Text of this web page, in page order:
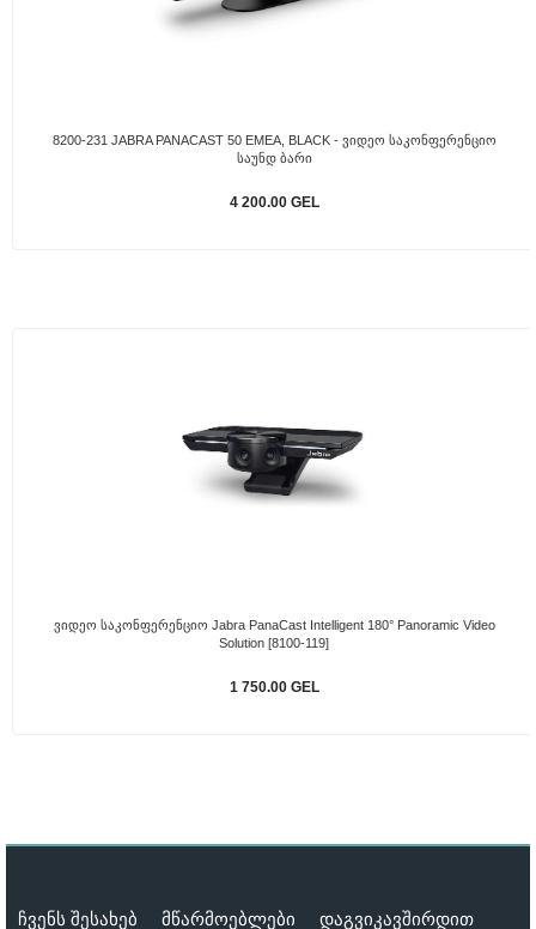
8200-231 JABRA PANACAST 50 EMEA, BLACK - Ვიდეო Საკონფერენციო
Საუნდ Ბარი
4 200.00 GEL
Ვიდეო Საკონფერენციო Jabra PanaCast Intelligent 180° Panoramic Video
Solution [8100-119]
1 750.00 GEL
ჩვენს შესახებ მწარმოებლები დაგვიკავშირდით